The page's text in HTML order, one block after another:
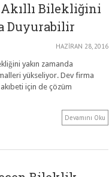
Bilekliğini
Duyurabilir
HAZIRAN 28, 2016
yakın zamanda
yükseliyor. Dev firma
için de çözüm
Devamını Oku